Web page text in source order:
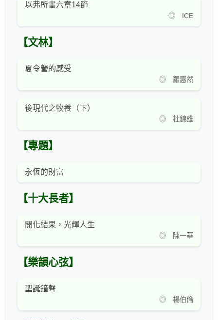
以弗所書六章14節
◎ ICE
【文林】
夏令營的感受
◎ 羅惠然
後現代之牧養（下）
◎ 杜錦雄
【專題】
永恆的財富
【十大長者】
開化結果，光輝人生
◎ 陳一華
【樂韻心弦】
聖誕鐘聲
◎ 楊伯倫